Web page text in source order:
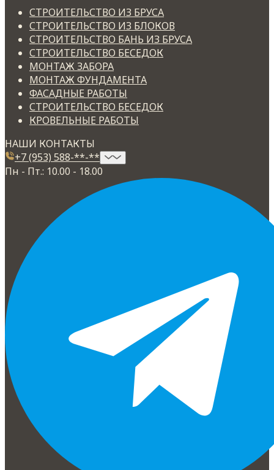
СТРОИТЕЛЬСТВО ИЗ БРУСА
СТРОИТЕЛЬСТВО ИЗ БЛОКОВ
СТРОИТЕЛЬСТВО БАНЬ ИЗ БРУСА
СТРОИТЕЛЬСТВО БЕСЕДОК
МОНТАЖ ЗАБОРА
МОНТАЖ ФУНДАМЕНТА
ФАСАДНЫЕ РАБОТЫ
СТРОИТЕЛЬСТВО БЕСЕДОК
КРОВЕЛЬНЫЕ РАБОТЫ
НАШИ КОНТАКТЫ
+7 (953) 588-**-**
Пн - Пт.: 10.00 - 18.00